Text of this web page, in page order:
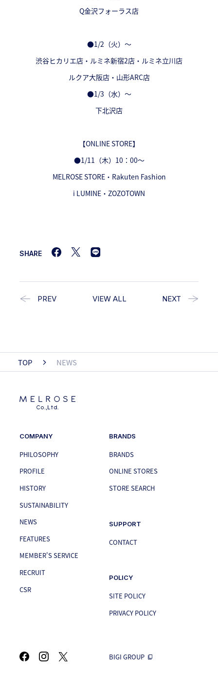
Q金沢フォーラス店
●1/2（火）～
渋谷ヒカリエ店・ルミネ新宿2店・ルミネ立川店
ルクア大阪店・山形ARC店
●1/3（水）～
下北沢店
【ONLINE STORE】
●1/11（木）10：00～
MELROSE STORE・Rakuten Fashion
i LUMINE・ZOZOTOWN
SHARE
PREV VIEW ALL NEXT
TOP NEWS
COMPANY
PHILOSOPHY
PROFILE
HISTORY
SUSTAINABILITY
NEWS
FEATURES
MEMBER'S SERVICE
RECRUIT
CSR
BRANDS
BRANDS
ONLINE STORES
STORE SEARCH
SUPPORT
CONTACT
POLICY
SITE POLICY
PRIVACY POLICY
BIGI GROUP